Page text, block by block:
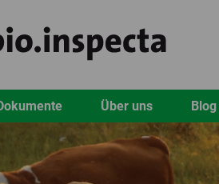
Über uns Blog